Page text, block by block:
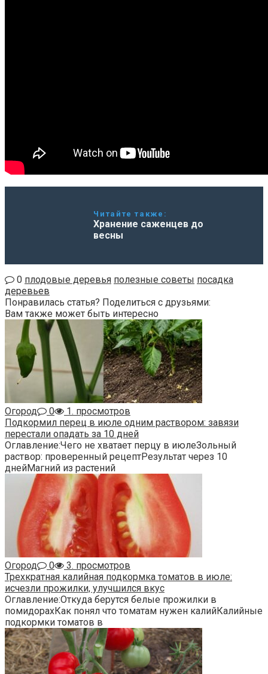
Читайте также:
Хранение саженцев до
весны
0 плодовые деревья полезные советы посадка
деревьев
Понравилась статья? Поделиться с друзьями:
Вам также может быть интересно
Огород 0
1. просмотров
Подкормил перец в июле одним раствором: завязи
перестали опадать за 10 дней
Оглавление:Чего не хватает перцу в июлеЗольный
раствор: проверенный рецептРезультат через 10
днейМагний из растений
Огород 0
3. просмотров
Трехкратная калийная подкормка томатов в июле:
исчезли прожилки, улучшился вкус
Оглавление:Откуда берутся белые прожилки в
помидорахКак понял что томатам нужен калийКалийные
подкормки томатов в